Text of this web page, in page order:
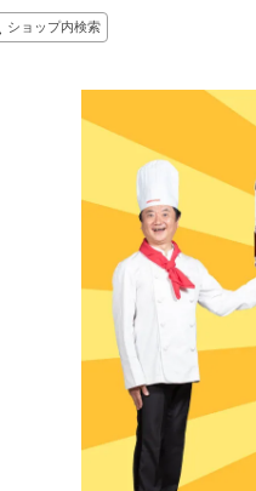
ショップ内検索